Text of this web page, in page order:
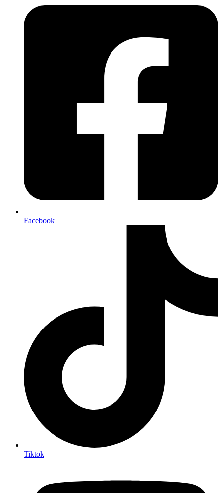
Facebook
Tiktok